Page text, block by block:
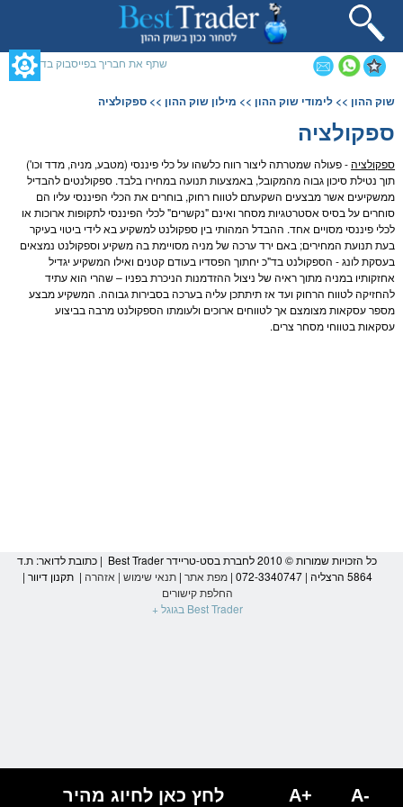
אינטרנט,
לחץ
מרכזי
שתף את חבריך בפייסבוק בדף זה
המרכזי,
ללחוץ
כדי
לדלג
לאזור
הבא
שוק ההון >> לימודי שוק ההון >> מילון שוק ההון >> ספקולציה
ספקולציה
ספקולציה- פעולה שמטרתה ליצור רווח כלשהו על כלי פיננסי (מטבע, מניה, מדד וכו')
תוך נטילת סיכון גבוה מהמקובל, באמצעות תנועה במחירו בלבד. ספקולנטים להבדיל
ממשקיעים אשר מבצעים השקעתם לטווח רחוק, בוחרים את הכלי הפיננסי עליו הם
סוחרים על בסיס אסטרטגיותמסחרואינם "נקשרים" לכלי הפיננסי לתקופות ארוכות או
לכלי פיננסי מסויים אחד. ההבדל המהותי בין ספקולנט למשקיע בא לידי ביטוי בעיקר
בעת תנועת המחירים; באם ירד ערכה שלמניהמסויימת בה משקיע וספקולנט נמצאים
בעסקת לונג - הספקולנט בד"כ יחתוך הפסדיו בעודם קטנים ואילו המשקיע יגדיל
אחזקותיו במניהמתוך ראיה של ניצול ההזדמנות הניכרת בפניו – שהרי הוא עתיד
להחזיקה לטווח הרחוק ועד אז תיתתכן עליה בערכה בסבירות גבוהה. המשקיע מבצע
מספר עסקאות מצומצם אך לטווחים ארוכים ולעומתו הספקולנט מרבה בביצוע
עסקאות בטווחי מסחרצרים.
כל הזכויות שמורות © 2010 לחברת בסט-טריידר Best Trader | כתובת לדואר: ת.ד
5864 הרצליה | 072-3340747 |
מפת אתר | תנאי שימוש | אזהרה | תקנון דיוור |
החלפת קישורים
Best Trader בגוגל +
לחץ כאן לחיוג מהיר A+ A-